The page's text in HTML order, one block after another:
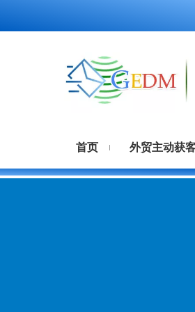
首页 外贸主动获